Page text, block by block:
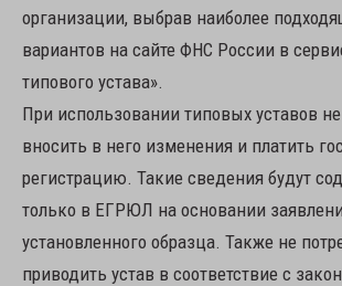
организации, выбрав наиболее
вариантов на сайте ФНС России в
типового устава».
При использовании типовых уставов не
вносить в него изменения и платить
регистрацию. Такие сведения будут
только в ЕГРЮЛ на основании
установленного образца. Также не
приводить устав в соответствие с